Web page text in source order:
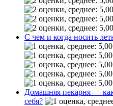
С чем и когда носить
Домашняя пекарня —
себя?